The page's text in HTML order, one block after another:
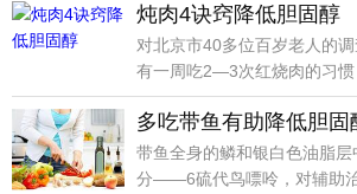
炖肉4诀窍降低胆固醇
对北京市40多位百岁老人的
有一周吃2—3次红烧肉的习
过科学的
多吃带鱼有助降低胆固
带鱼全身的鳞和银白色油脂
分——6硫代鸟嘌呤，对辅助